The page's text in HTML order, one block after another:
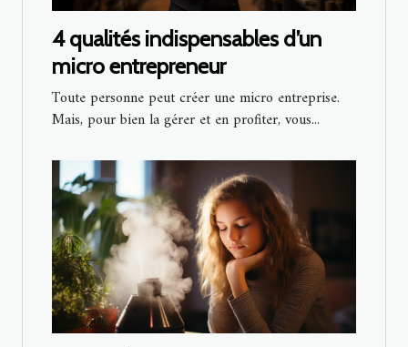
4 qualités indispensables d’un
micro entrepreneur
Toute personne peut créer une micro entreprise.
Mais, pour bien la gérer et en profiter, vous...